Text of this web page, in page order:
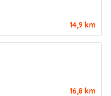
14,9 km
16,8 km